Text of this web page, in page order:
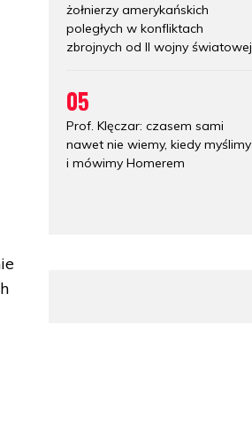
żołnierzy amerykańskich
poległych w konfliktach
zbrojnych od II wojny światowej
05
Prof. Klęczar: czasem sami
nawet nie wiemy, kiedy myślimy
i mówimy Homerem